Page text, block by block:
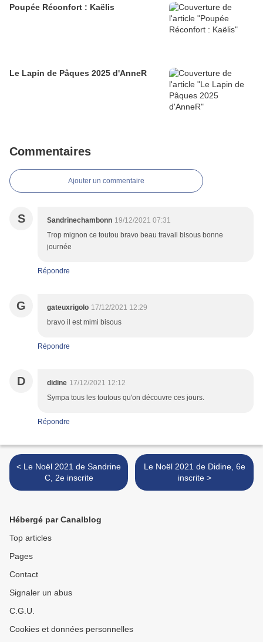
Poupée Réconfort : Kaëlis
Le Lapin de Pâques 2025 d'AnneR
Commentaires
Ajouter un commentaire
S Sandrinechambonn 19/12/2021 07:31
Trop mignon ce toutou bravo beau travail bisous bonne
journée
Répondre
G gateuxrigolo 17/12/2021 12:29
bravo il est mimi bisous
Répondre
D didine 17/12/2021 12:12
Sympa tous les toutous qu'on découvre ces jours.
Répondre
< Le Noël 2021 de Sandrine
C, 2e inscrite
Le Noël 2021 de Didine, 6e
inscrite >
Hébergé par Canalblog
Top articles
Pages
Contact
Signaler un abus
C.G.U.
Cookies et données personnelles